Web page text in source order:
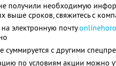
получили необходимую
выше сроков, свяжитесь с
электронную почту
суммируется с другими
по условиям акции можно